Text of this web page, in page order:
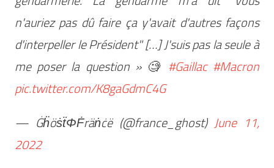
n'auriez pas dû faire ça y'avait d'autres façons
d'interpeller le Président" […] J'suis pas la seule à
me poser la question » 🧐 #Gaillac #Macron
pic.twitter.com/K8gaGdmC4G
— ĠḧöṡẗΦḞräṅċë (@france_ghost)June 11,
2022